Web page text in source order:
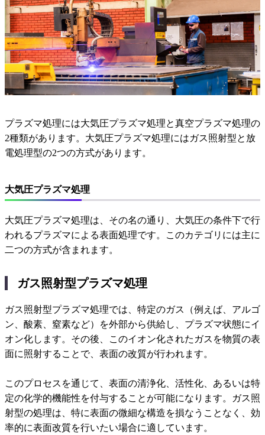
プラズマ処理には大気圧プラズマ処理と真空プラズマ処理の
2種類があります。大気圧プラズマ処理にはガス照射型と放
電処理型の2つの方式があります。
大気圧プラズマ処理
大気圧プラズマ処理は、その名の通り、大気圧の条件下で行
われるプラズマによる表面処理です。このカテゴリには主に
二つの方式が含まれます。
ガス照射型プラズマ処理
ガス照射型プラズマ処理では、特定のガス（例えば、アルゴ
ン、酸素、窒素など）を外部から供給し、プラズマ状態にイ
オン化します。その後、このイオン化されたガスを物質の表
面に照射することで、表面の改質が行われます。
このプロセスを通じて、表面の清浄化、活性化、あるいは特
定の化学的機能性を付与することが可能になります。ガス照
射型の処理は、特に表面の微細な構造を損なうことなく、効
率的に表面改質を行いたい場合に適しています。